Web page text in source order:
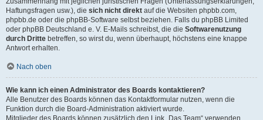
Haftungsfragen usw.), die sich nicht direkt auf die Websiten phpbb.com,
phpbb.de oder die phpBB-Software selbst beziehen. Falls du phpBB Limited
oder phpBB Deutschland e. V. E-Mails schreibst, die die Softwarenutzung
durch Dritte betreffen, so wirst du, wenn überhaupt, höchstens eine knappe
Antwort erhalten.
Nach oben
Wie kann ich einen Administrator des Boards kontaktieren?
Alle Benutzer des Boards können das Kontaktformular nutzen, wenn die
Funktion durch die Board-Administration aktiviert wurde.
Mitglieder des Boards können zusätzlich den Link „Das Team“ verwenden.